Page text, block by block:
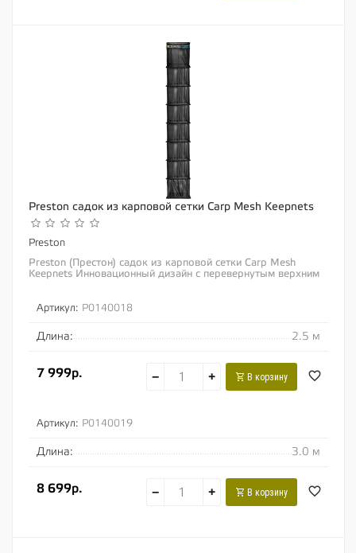
Preston садок из карповой сетки Carp Mesh Keepnets
Preston
Preston (Престон) садок из карповой сетки Carp Mesh
Keepnets Инновационный дизайн с перевернутым верхним
Артикул: P0140018
Длина: 2.5 м
7 999р. − + В корзину
Артикул: P0140019
Длина: 3.0 м
8 699р. − + В корзину